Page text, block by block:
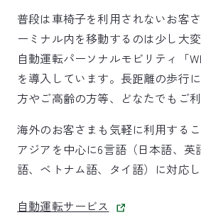
普段は車椅子を利用されないお客
ーミナル内を移動するのは少し大変
自動運転パーソナルモビリティ「
を導入しています。長距離の歩行
方やご高齢の方等、どなたでもご
海外のお客さまも気軽に利用するこ
アジアを中心に6言語（日本語、英
語、ベトナム語、タイ語）に対応し
自動運転サービス